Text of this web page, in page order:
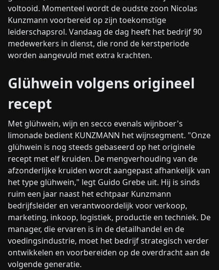
voltooid. Momenteel wordt de oudste zoon Nicolas
Kunzmann voorbereid op zijn toekomstige
leiderschapsrol. Vandaag de dag heeft het bedrijf 90
medewerkers in dienst, die rond de kerstperiode
worden aangevuld met extra krachten.
Glühwein volgens origineel
recept
Met glühwein, wijn en secco evenals wijnboer's
limonade bedient KUNZMANN het wijnsegment. "Onze
glühwein is nog steeds gebaseerd op het originele
recept met elf kruiden. De mengverhouding van de
afzonderlijke kruiden wordt aangepast afhankelijk van
het type glühwein," legt Guido Grebe uit. Hij is sinds
ruim een jaar naast het echtpaar Kunzmann
bedrijfsleider en verantwoordelijk voor verkoop,
marketing, inkoop, logistiek, productie en techniek. De
manager, die ervaren is in de detailhandel en de
voedingsindustrie, moet het bedrijf strategisch verder
ontwikkelen en voorbereiden op de overdracht aan de
volgende generatie.